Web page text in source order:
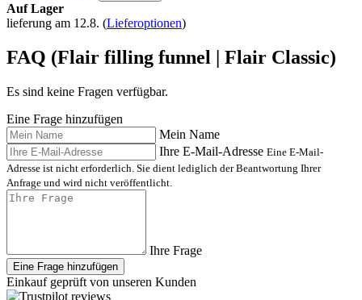
Auf Lager
lieferung am 12.8. (Lieferoptionen)
FAQ (Flair filling funnel | Flair Classic)
Es sind keine Fragen verfügbar.
Eine Frage hinzufügen
Mein Name
Ihre E-Mail-Adresse Eine E-Mail-
Adresse ist nicht erforderlich. Sie dient lediglich der Beantwortung Ihrer
Anfrage und wird nicht veröffentlicht.
Ihre Frage
Eine Frage hinzufügen
Einkauf geprüft von unseren Kunden